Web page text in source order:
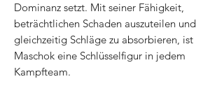
Dominanz setzt. Mit seiner Fähigkeit,
beträchtlichen Schaden auszuteilen und
gleichzeitig Schläge zu absorbieren, ist
Maschok eine Schlüsselfigur in jedem
Kampfteam.